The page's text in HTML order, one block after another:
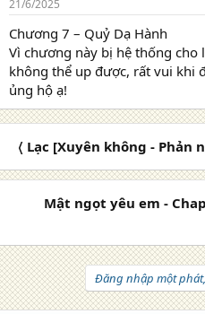
g
21/6/2025
Chương 7 – Quỷ Dạ Hành
Vì chương này bị hệ thống
không thể up được, rất vui khi
ủng hộ ạ!
〈 Lạc [Xuyên không - Phản
Mật ngọt yêu em -
Đăng nhập một